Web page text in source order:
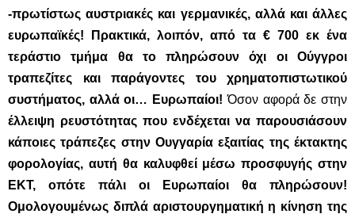
-πρωτίστως αυστριακές και γερμανικές, αλλά και άλλες
ευρωπαϊκές! Πρακτικά, λοιπόν, από τα € 700 εκ ένα
τεράστιο τμήμα θα το πληρώσουν όχι οι Ούγγροι
τραπεζίτες και παράγοντες του χρηματοπιστωτικού
συστήματος, αλλά οι… Ευρωπαίοι! Όσον αφορά δε στην
έλλειψη ρευστότητας που ενδέχεται να παρουσιάσουν
κάποιες τράπεζες στην Ουγγαρία εξαιτίας της έκτακτης
φορολογίας, αυτή θα καλυφθεί μέσω προσφυγής στην
ΕΚΤ, οπότε πάλι οι Ευρωπαίοι θα πληρώσουν!
Ομολογουμένως διπλά αριστουργηματική η κίνηση της